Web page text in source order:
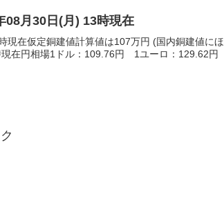
08月30日(月) 13時現在
現在仮定銅建値計算値は107万円 (国内銅建値にほ
現在円相場1ドル：109.76円 1ユーロ：129.62円